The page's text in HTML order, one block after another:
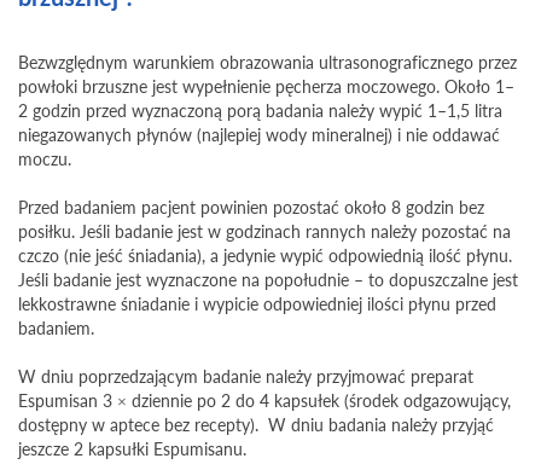
Bezwzględnym warunkiem obrazowania ultrasonograficznego przez
powłoki brzuszne jest wypełnienie pęcherza moczowego. Około 1–
2 godzin przed wyznaczoną porą badania należy wypić 1–1,5 litra
niegazowanych płynów (najlepiej wody mineralnej) i nie oddawać
moczu.
Przed badaniem pacjent powinien pozostać około 8 godzin bez
posiłku. Jeśli badanie jest w godzinach rannych należy pozostać na
czczo (nie jeść śniadania), a jedynie wypić odpowiednią ilość płynu.
Jeśli badanie jest wyznaczone na popołudnie – to dopuszczalne jest
lekkostrawne śniadanie i wypicie odpowiedniej ilości płynu przed
badaniem.
W dniu poprzedzającym badanie należy przyjmować preparat
Espumisan 3 × dziennie po 2 do 4 kapsułek (środek odgazowujący,
dostępny w aptece bez recepty). W dniu badania należy przyjąć
jeszcze 2 kapsułki Espumisanu.